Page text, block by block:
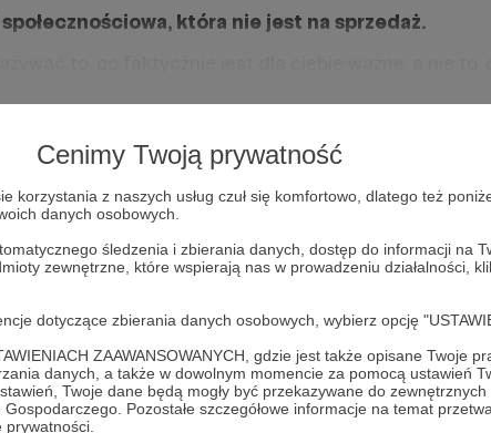
Cenimy Twoją prywatność
korzystania z naszych usług czuł się komfortowo, dlatego też
danych osobowych.
śledzenia i zbierania danych, dostęp do informacji na
zewnętrzne, które wspierają nas w prowadzeniu działalności,
dotyczące zbierania danych osobowych, wybierz opcję
ZAAWANSOWANYCH, gdzie jest także opisane Twoje
danych, a także w dowolnym momencie za pomocą ustawień
Twoje dane będą mogły być przekazywane do
Pozostałe szczegółowe informacje na temat
która nie jest na sprzedaż.
Całkowicie odmienna sieć społecznościowa,